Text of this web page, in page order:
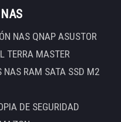
NAS QNAP ASUSTOR
TERRA MASTER
NAS RAM SATA SSD M2
DE SEGURIDAD